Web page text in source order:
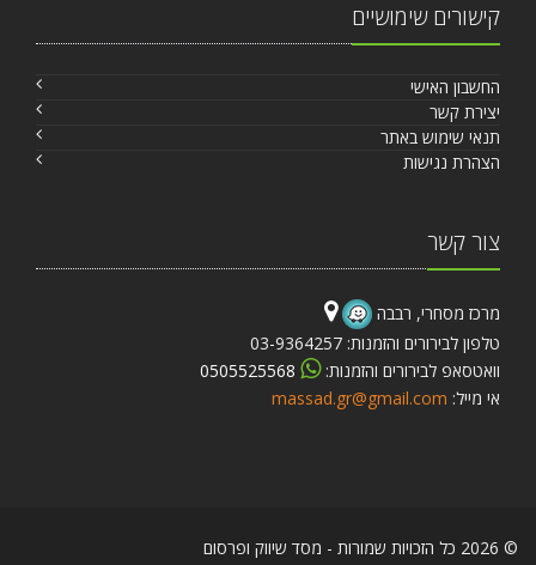
קישורים שימושיים
החשבון האישי
יצירת קשר
תנאי שימוש באתר
הצהרת נגישות
צור קשר
מרכז מסחרי, רבבה
טלפון לבירורים והזמנות: 03-9364257
וואטסאפ לבירורים והזמנות:
אי מייל: massad.gr@gmail.com
© 2026 כל הזכויות שמורות - מסד שיווק ופרסום